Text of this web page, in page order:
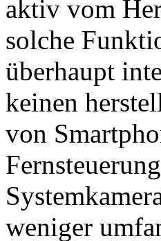
aktiv vom
solche
überhaupt
keinen
von
weniger